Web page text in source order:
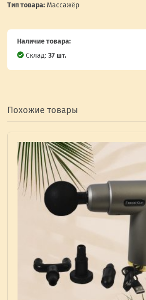
Тип товара: Массажёр
Наличие товара:
Склад: 37 шт.
Похожие товары